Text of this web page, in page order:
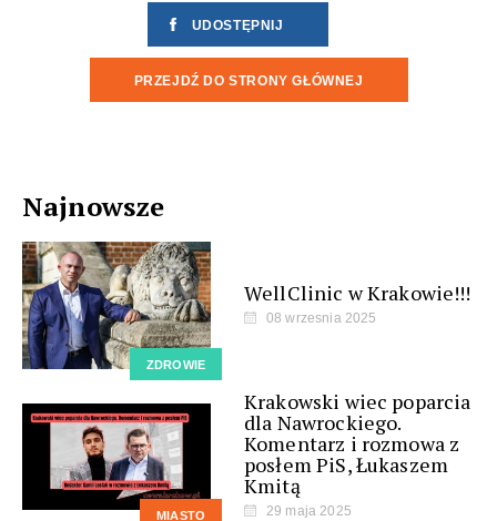
UDOSTĘPNIJ
PRZEJDŹ DO STRONY GŁÓWNEJ
Najnowsze
ZDROWIE
WellClinic w Krakowie!!!
08 wrzesnia 2025
MIASTO
Krakowski wiec poparcia
dla Nawrockiego.
Komentarz i rozmowa z
posłem PiS, Łukaszem
Kmitą
29 maja 2025